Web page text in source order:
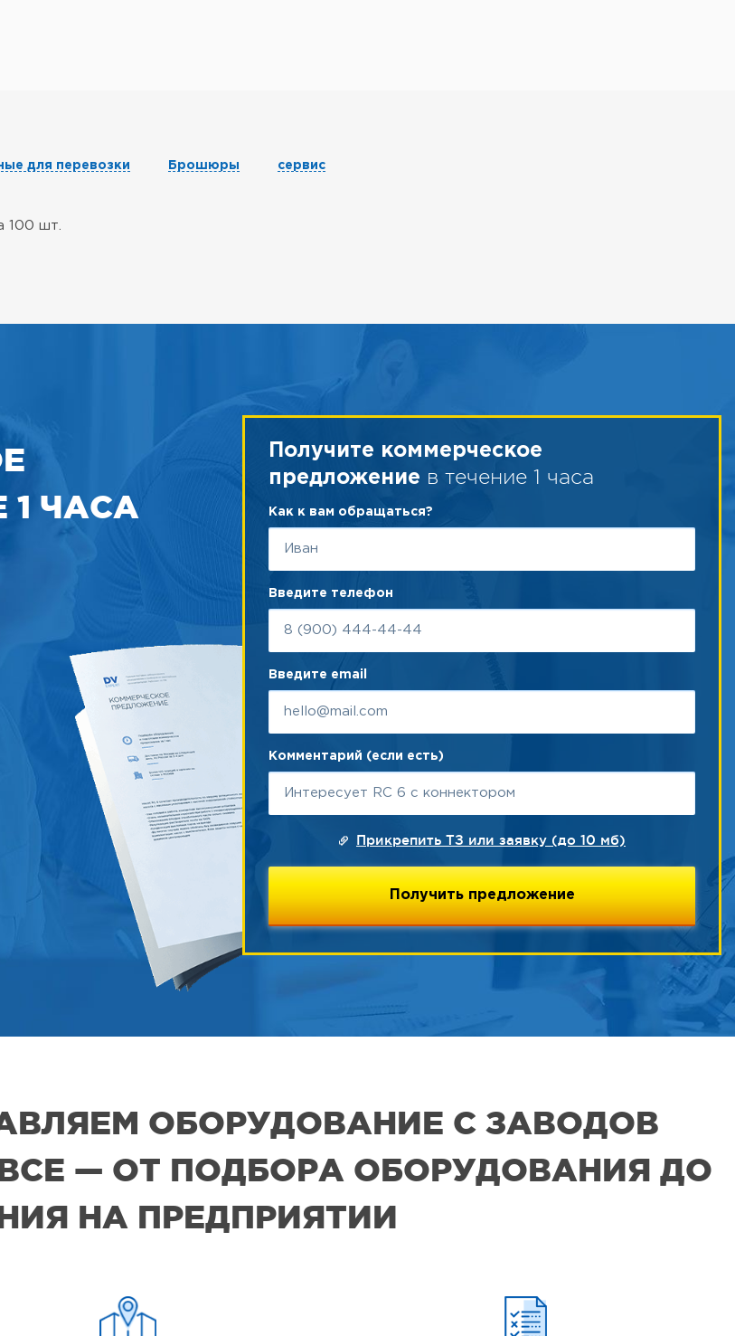
для перевозки Брошюры сервис
100 шт.
1 ЧАСА
Получите коммерческое
предложение в течение 1 часа
Как к вам обращаться?
Введите телефон
Введите email
Комментарий (если есть)
Прикрепить ТЗ или заявку (до 10 мб)
ОБОРУДОВАНИЕ С ЗАВОДОВ
— ОТ ПОДБОРА ОБОРУДОВАНИЯ ДО
НА ПРЕДПРИЯТИИ